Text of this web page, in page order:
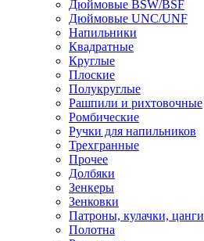
Дюймовые BSW/BSF
Дюймовые UNC/UNF
Напильники
Квадратные
Круглые
Плоские
Полукруглые
Рашпили и рихтовочные
Ромбические
Ручки для напильников
Трехгранные
Прочее
Долбяки
Зенкеры
Зенковки
Патроны, кулачки, цанги
Полотна